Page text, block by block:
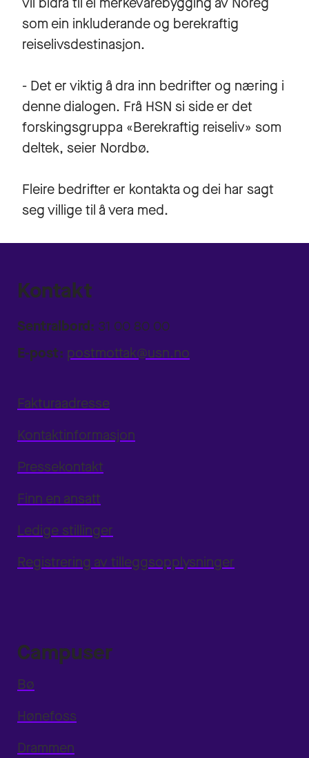
som ein inkluderande og berekraftig
reiselivsdestinasjon.
- Det er viktig å dra inn bedrifter og næring i
denne dialogen. Frå HSN si side er det
forskingsgruppa «Berekraftig reiseliv» som
deltek, seier Nordbø.
Fleire bedrifter er kontakta og dei har sagt
seg villige til å vera med.
Kontakt
Sentralbord: 31 00 80 00
E-post: postmottak@usn.no
Fakturaadresse
Kontaktinformasjon
Pressekontakt
Finn en ansatt
Ledige stillinger
Registrering av tilleggsopplysninger
Campuser
Bø
Hønefoss
Drammen